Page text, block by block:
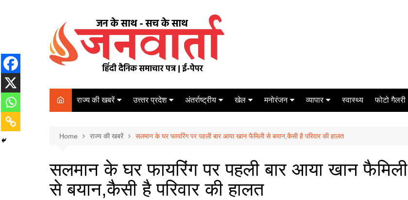
राज्य की खबरें
पटना
कोलकाता
नई दिल्ली
मुम्बई
उत्त्तर प्रदेश
कानपुर
आज़मगढ़
ग़ाज़ीपुर
अंतर्राष्ट्रीय खेल
टेनिस
मनोरंजन
मिर्च मसाला
व्यापार
ऑटो मोबाइल
स्वास्थ्य फोटो गैलरी
Home राज्य की खबरें सलमान के घर फायरिंग पर पहली बार आया खान फैमिली से बयान,कैसी है परिवार की हालत
सलमान के घर फायरिंग पर पहली बार आया खान फैमिली
से बयान,कैसी है परिवार की हालत